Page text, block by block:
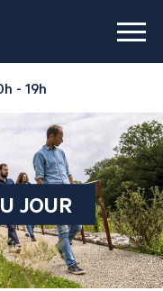
- 19h
JOUR